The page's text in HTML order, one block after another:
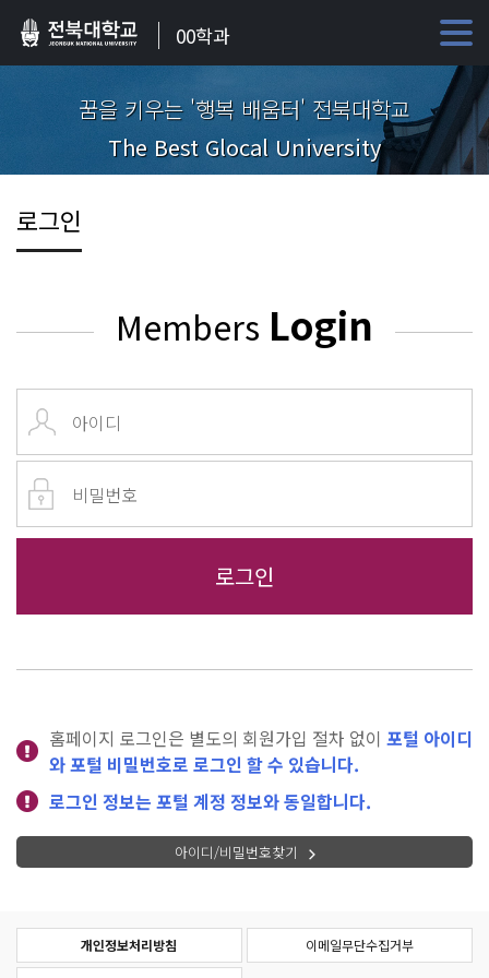
00학과
꿈을 키우는 '행복 배움터' 전북대학교
The Best Glocal University
로그인
Members Login
홈페이지 로그인은 별도의 회원가입 절차 없이 포털 아이디
와 포털 비밀번호로 로그인 할 수 있습니다.
로그인 정보는 포털 계정 정보와 동일합니다.
아이디/비밀번호찾기
개인정보처리방침 이메일무단수집거부